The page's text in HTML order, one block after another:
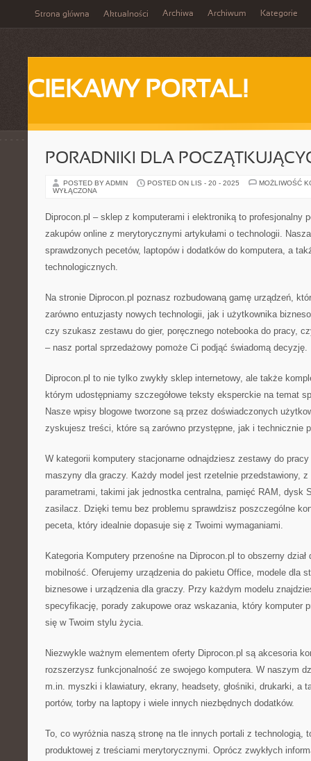
Strona główna Aktualności Archiwa Archiwum Kategorie
CIEKAWY PORTAL!
PORADNIKI DLA
POSTED BY ADMIN POSTED ON LIS - 20 - 2025
MOŻLIWOŚĆ
WYŁĄCZONA
Diprocon.pl – sklep z komputerami i elektroniką to profesjonalny
zakupów online z merytorycznymi artykułami o technologii.
sprawdzonych pecetów, laptopów i dodatków do komputera, a
technologicznych.
Na stronie Diprocon.pl poznasz rozbudowaną gamę urządzeń,
zarówno entuzjasty nowych technologii, jak i użytkownika
czy szukasz zestawu do gier, poręcznego notebooka do pracy,
– nasz portal sprzedażowy pomoże Ci podjąć świadomą decyzję.
Diprocon.pl to nie tylko zwykły sklep internetowy, ale także
którym udostępniamy szczegółowe teksty eksperckie na temat
Nasze wpisy blogowe tworzone są przez doświadczonych
zyskujesz treści, które są zarówno przystępne, jak i technicznie
W kategorii komputery stacjonarne odnajdziesz zestawy do
maszyny dla graczy. Każdy model jest rzetelnie przedstawiony,
parametrami, takimi jak jednostka centralna, pamięć RAM, dysk
zasilacz. Dzięki temu bez problemu sprawdzisz poszczególne
peceta, który idealnie dopasuje się z Twoimi wymaganiami.
Kategoria Komputery przenośne na Diprocon.pl to obszerny
mobilność. Oferujemy urządzenia do pakietu Office, modele dla
biznesowe i urządzenia dla graczy. Przy każdym modelu
specyfikację, porady zakupowe oraz wskazania, który komputer
się w Twoim stylu życia.
Niezwykle ważnym elementem oferty Diprocon.pl są akcesoria
rozszerzysz funkcjonalność ze swojego komputera. W naszym
m.in. myszki i klawiatury, ekrany, headsety, głośniki, drukarki, a
portów, torby na laptopy i wiele innych niezbędnych dodatków.
To, co wyróżnia naszą stronę na tle innych portali z technologią,
produktowej z treściami merytorycznymi. Oprócz zwykłych